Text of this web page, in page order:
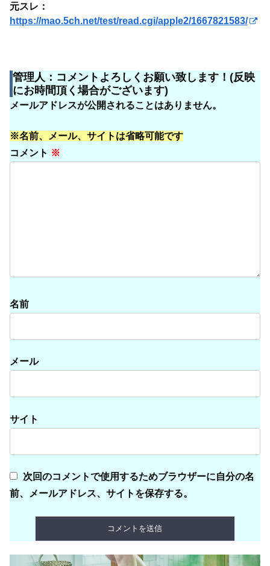
元スレ：
https://mao.5ch.net/test/read.cgi/apple2/1667821583/
管理人：コメントよろしくお願い致します！(反映
にお時間頂く場合がございます)
メールアドレスが公開されることはありません。
※名前、メール、サイトは省略可能です
コメント ※
名前
メール
サイト
次回のコメントで使用するためブラウザーに自分の名
前、メールアドレス、サイトを保存する。